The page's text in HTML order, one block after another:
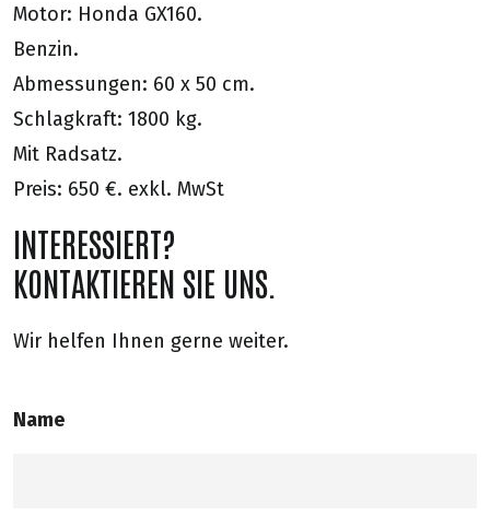
Motor: Honda GX160.
Benzin.
Abmessungen: 60 x 50 cm.
Schlagkraft: 1800 kg.
Mit Radsatz.
Preis: 650 €. exkl. MwSt
INTERESSIERT?
KONTAKTIEREN SIE UNS.
Wir helfen Ihnen gerne weiter.
Name